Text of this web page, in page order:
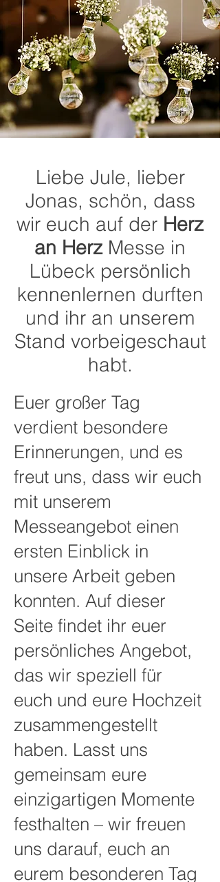
Liebe Jule, lieber
Jonas, schön, dass
wir euch auf der Herz
an HerzMesse in
Lübeck persönlich
kennenlernen durften
und ihr an unserem
Stand vorbeigeschaut
habt.
Euer großer Tag
verdient besondere
Erinnerungen, und es
freut uns, dass wir euch
mit unserem
Messeangebot einen
ersten Einblick in
unsere Arbeit geben
konnten. Auf dieser
Seite findet ihr euer
persönliches Angebot,
das wir speziell für
euch und eure Hochzeit
zusammengestellt
haben. Lasst uns
gemeinsam eure
einzigartigen Momente
festhalten – wir freuen
uns darauf, euch an
eurem besonderen Tag